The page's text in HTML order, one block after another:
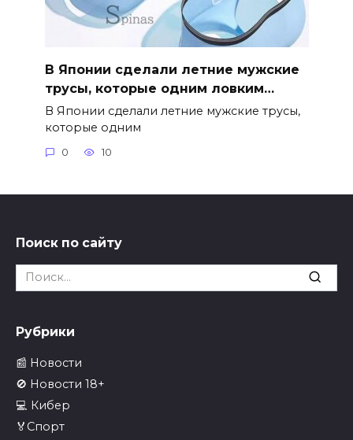
В Японии сделали летние мужские
трусы, которые одним ловким…
В Японии сделали летние мужские трусы,
которые одним
0 10
Поиск по сайту
Search
for:
Рубрики
📰 Новости
🚫 Новости 18+
💻 Кибер
🏅Спорт